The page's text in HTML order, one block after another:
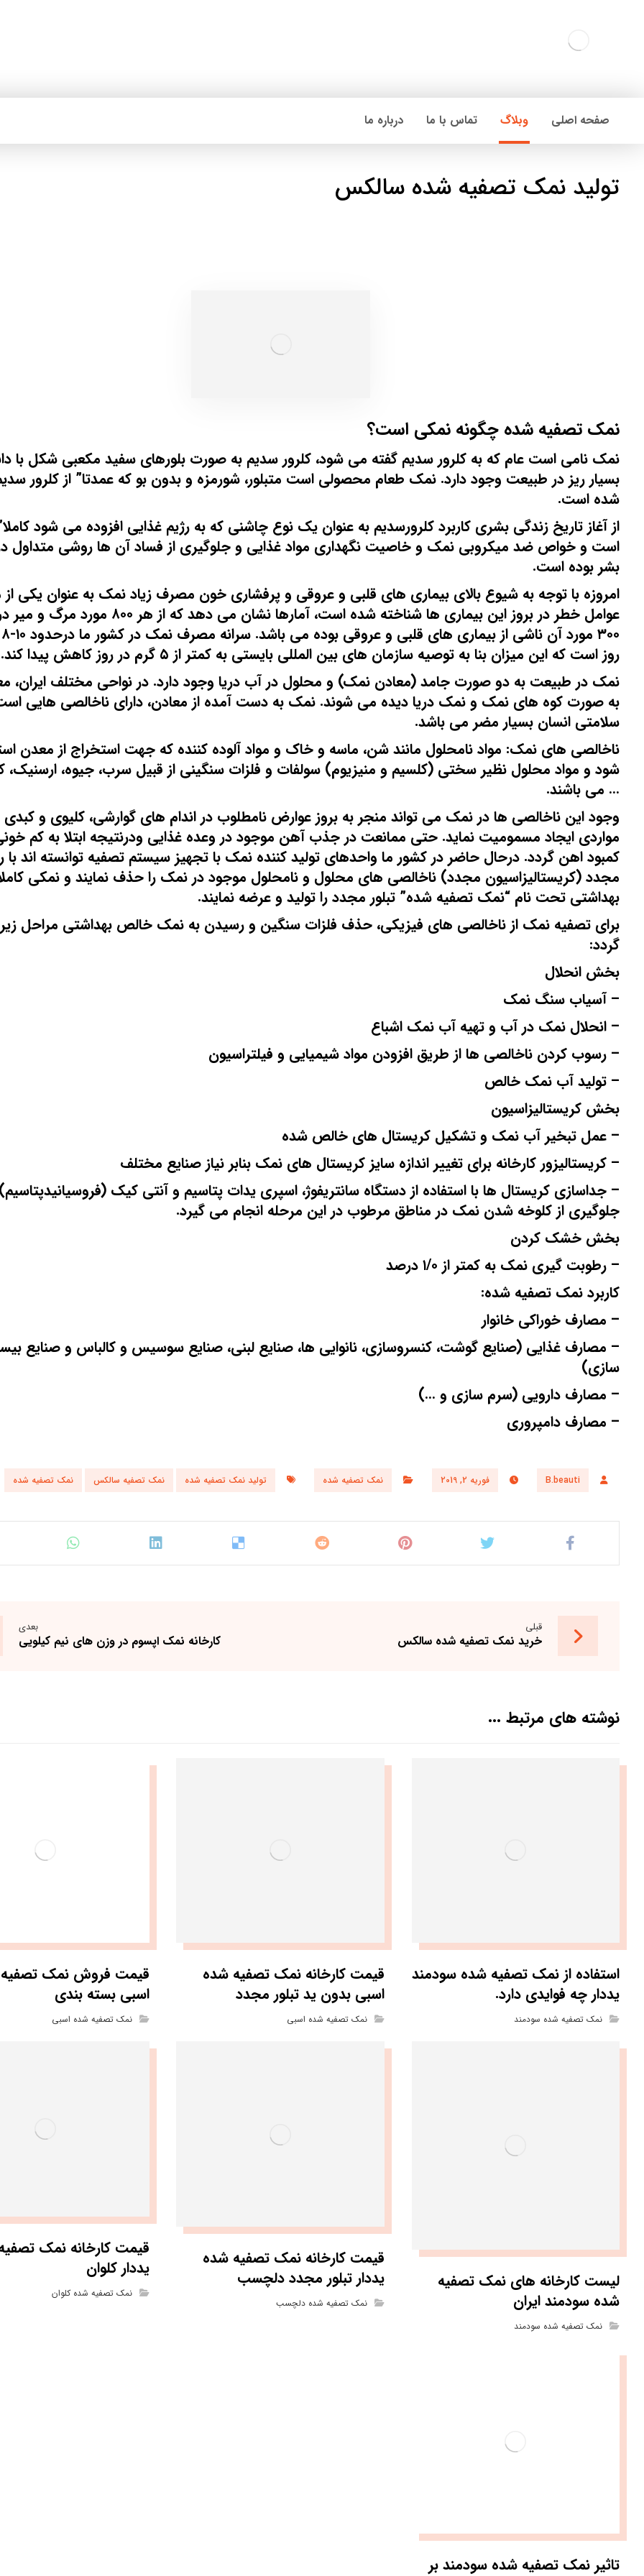
صفحه اصلی وبلاگ تماس با ما درباره ما
تولید نمک تصفیه شده سالکس
نمک تصفیه شده چگونه نمکی است؟
نمک نامی است عام که به کلرور سدیم گفته می شود، کلرور سدیم به صورت بلورهای سفید مکعبی شکل با
بسیار ریز در طبیعت وجود دارد. نمک طعام محصولی است متبلور، شورمزه و بدون بو که عمدتا” از کلرور
شده است.
از آغاز تاریخ زندگی بشری کاربرد کلرورسدیم به عنوان یک نوع چاشنی که به رژیم غذایی افزوده می شود
است و خواص ضد میکروبی نمک و خاصیت نگهداری مواد غذایی و جلوگیری از فساد آن ها روشی متداول
بشر بوده است.
امروزه با توجه به شیوع بالای بیماری های قلبی و عروقی و پرفشاری خون مصرف زیاد نمک به عنوان یکی
عوامل خطر در بروز این بیماری ها شناخته شده است، آمارها نشان می دهد که از
روز است که این میزان بنا به توصیه سازمان های بین المللی بایستی به کمتر از ۵ گرم در روز کاهش پیدا کند.
نمک در طبیعت به دو صورت جامد (معادن نمک) و محلول در آب دریا وجود دارد. در نواحی مختلف ایران،
به صورت کوه های نمک و نمک دریا دیده می شوند. نمک به دست آمده از معادن، دارای ناخالصی هایی
سلامتی انسان بسیار مضر می باشد.
ناخالصی های نمک: مواد نامحلول مانند شن، ماسه و خاک و مواد آلوده کننده که جهت استخراج از معدن
شود و مواد محلول نظیر سختی (کلسیم و منیزیوم) سولفات و فلزات سنگینی از قبیل سرب، جیوه، ارسنیک،
… می باشند.
وجود این ناخالصی ها در نمک می تواند منجر به بروز عوارض نامطلوب در اندام های گوارشی، کلیوی و
مواردی ایجاد مسمومیت نماید. حتی ممانعت در جذب آهن موجود در وعده غذایی ودرنتیجه ابتلا به کم
کمبود اهن گردد. درحال حاضر در کشور ما واحدهای تولید کننده نمک با تجهیز سیستم تصفیه توانسته اند با
مجدد (کریستالیزاسیون مجدد) ناخالصی های محلول و نامحلول موجود در نمک را حذف نمایند و نمکی
بهداشتی تحت نام “نمک تصفیه شده” تبلور مجدد را تولید و عرضه نمایند.
برای تصفیه نمک از ناخالصی های فیزیکی، حذف فلزات سنگین و رسیدن به نمک خالص بهداشتی مراحل
گردد:
بخش انحلال
– آسیاب سنگ نمک
– انحلال نمک در آب و تهیه آب نمک اشباع
– رسوب کردن ناخالصی ها از طریق افزودن مواد شیمیایی و فیلتراسیون
– تولید آب نمک خالص
بخش کریستالیزاسیون
– عمل تبخیر آب نمک و تشکیل کریستال های خالص شده
– کریستالیزور کارخانه برای تغییر اندازه سایز کریستال های نمک بنابر نیاز صنایع مختلف
– جداسازی کریستال ها با استفاده از دستگاه سانتریفوژ، اسپری یدات پتاسیم و آنتی کیک
جلوگیری از کلوخه شدن نمک در مناطق مرطوب در این مرحله انجام می گیرد.
بخش خشک کردن
– رطوبت گیری نمک به کمتر از ۱/۰ درصد
کاربرد نمک تصفیه شده:
– مصارف خوراکی خانوار
– مصارف غذایی (صنایع گوشت، کنسروسازی، نانوایی ها، صنایع لبنی، صنایع سوسیس و کالباس و صنایع
سازی)
– مصارف دارویی (سرم سازی و …)
– مصارف دامپروری
B.beauti فوریه 2, 2019 نمک تصفیه شده تولید نمک تصفیه شده نمک تصفیه سالکس نمک تصفیه شده
قبلی
خرید نمک تصفیه شده سالکس
بعدی
کارخانه نمک اپسوم در وزن های نیم کیلویی
نوشته های مرتبط ...
استفاده از نمک تصفیه شده سودمند
یددار چه فوایدی دارد.
نمک تصفیه شده سودمند
قیمت کارخانه نمک تصفیه شده
اسبی بدون ید تبلور مجدد
نمک تصفیه شده اسبی
قیمت فروش نمک
اسبی بسته بندی
نمک تصفیه شده اسبی
لیست کارخانه های نمک تصفیه
شده سودمند ایران
نمک تصفیه شده سودمند
قیمت کارخانه نمک تصفیه شده
یددار تبلور مجدد دلچسب
نمک تصفیه شده دلچسب
قیمت کارخانه نمک
یددار کلوان
نمک تصفیه شده کلوان
تاثیر نمک تصفیه شده سودمند بر